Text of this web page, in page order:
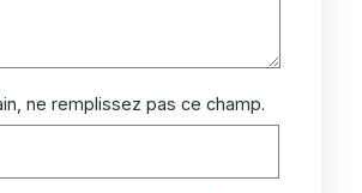
ne remplissez pas ce champ.